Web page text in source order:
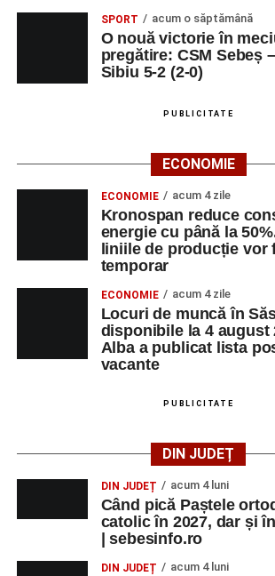
SPORT acum o săptămână
O nouă victorie în
pregătire: CSM Sebeș
Sibiu 5-2 (2-0)
PUBLICITATE
ECONOMIE
ECONOMIE acum 4 zile
Kronospan reduce
energie cu până la
liniile de producție vor
temporar
ECONOMIE acum 4 zile
Locuri de muncă în
disponibile la 4 august
Alba a publicat lista
vacante
PUBLICITATE
DIN JUDEȚ
DIN JUDEȚ acum 4 luni
Când pică Paștele
catolic în 2027, dar și
| sebesinfo.ro
DIN JUDEȚ acum 4 luni